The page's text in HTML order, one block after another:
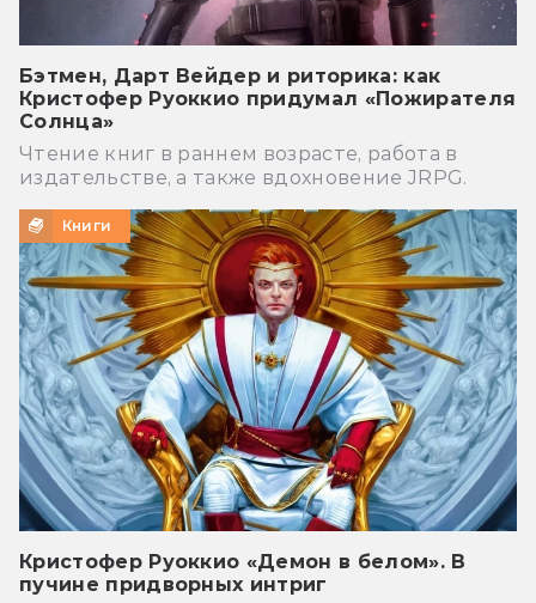
Бэтмен, Дарт Вейдер и риторика: как
Кристофер Руоккио придумал «Пожирателя
Солнца»
Чтение книг в раннем возрасте, работа в
издательстве, а также вдохновение JRPG.
Книги
Кристофер Руоккио «Демон в белом». В
пучине придворных интриг